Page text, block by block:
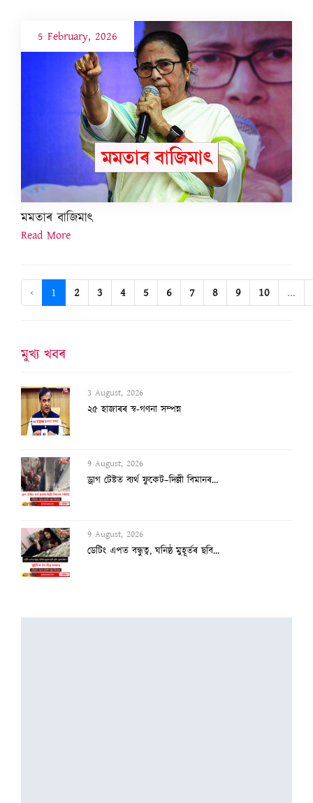
5 February, 2026
মমতাৰ বাজিমাৎ
Read More
‹ 1 2 3 4 5 6 7 8 9 10 ...
মুখ্য খবৰ
3 August, 2026
২৫ হাজাৰৰ স্ব-গণনা সম্পন্ন
9 August, 2026
ড্ৰাগ টেষ্টত ব্যৰ্থ ফুকেট–দিল্লী বিমানৰ...
9 August, 2026
ডেটিং এপত বন্ধুত্ব, ঘনিষ্ঠ মুহূৰ্তৰ ছবি...
ভাৰততে আছে বিশ্বৰ আটাইতকৈ দীঘল চুলিৰ গৰা...